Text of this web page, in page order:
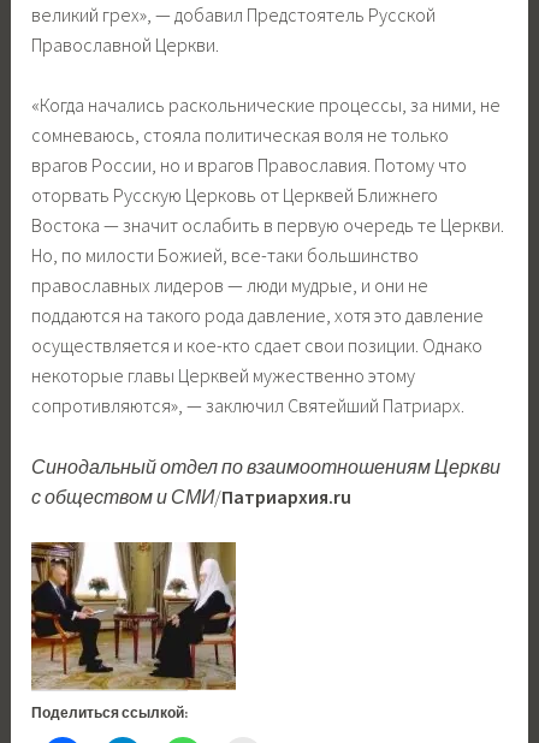
великий грех», — добавил Предстоятель Русской
Православной Церкви.
«Когда начались раскольнические процессы, за ними, не
сомневаюсь, стояла политическая воля не только
врагов России, но и врагов Православия. Потому что
оторвать Русскую Церковь от Церквей Ближнего
Востока — значит ослабить в первую очередь те Церкви.
Но, по милости Божией, все-таки большинство
православных лидеров — люди мудрые, и они не
поддаются на такого рода давление, хотя это давление
осуществляется и кое-кто сдает свои позиции. Однако
некоторые главы Церквей мужественно этому
сопротивляются», — заключил Святейший Патриарх.
Синодальный отдел по взаимоотношениям Церкви
с обществом и СМИ/Патриархия.ru
Поделиться ссылкой: